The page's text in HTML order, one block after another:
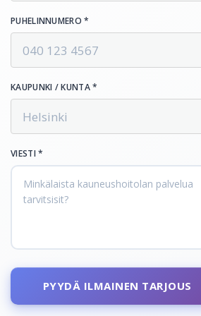
PUHELINNUMERO *
KAUPUNKI / KUNTA *
VIESTI *
PYYDÄ ILMAINEN TARJOUS